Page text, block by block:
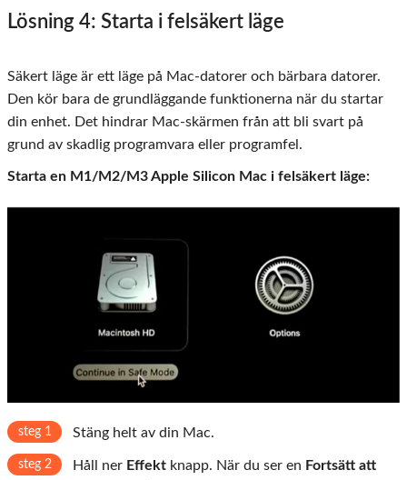
Lösning 4: Starta i felsäkert läge
Säkert läge är ett läge på Mac-datorer och bärbara datorer.
Den kör bara de grundläggande funktionerna när du startar
din enhet. Det hindrar Mac-skärmen från att bli svart på
grund av skadlig programvara eller programfel.
Starta en M1/M2/M3 Apple Silicon Mac i felsäkert läge:
steg 1 Stäng helt av din Mac.
steg 2 Håll ner Effekt knapp. När du ser en Fortsätt att